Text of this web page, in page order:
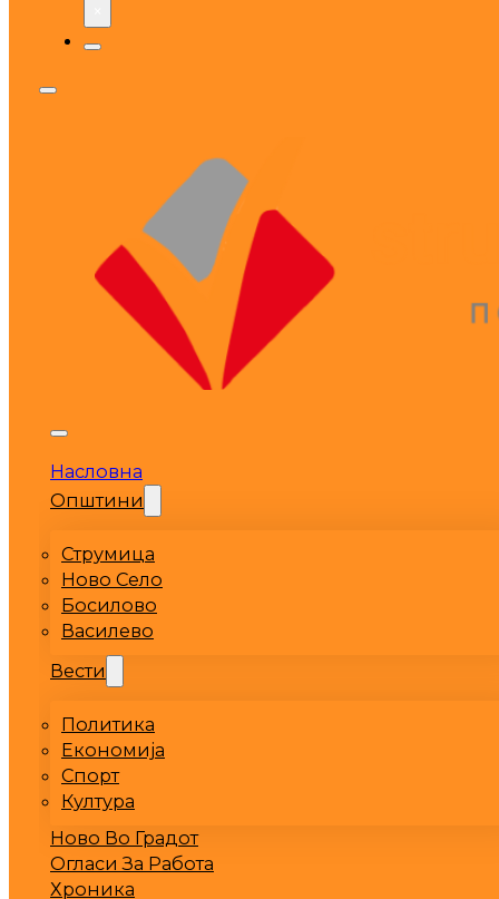
Насловна
Општини
Струмица
Ново Село
Босилово
Василево
Вести
Политика
Економија
Спорт
Култура
Ново Во Градот
Огласи За Работа
Хроника